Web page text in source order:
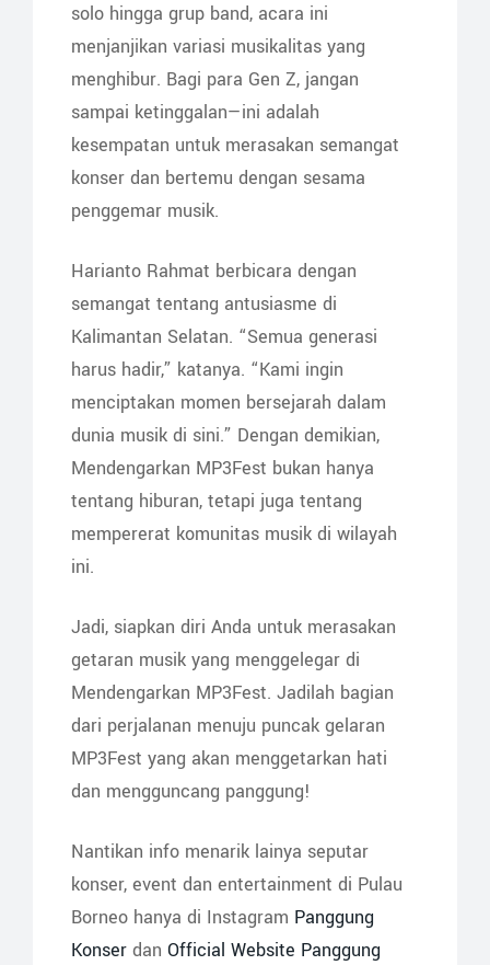
solo hingga grup band, acara ini
menjanjikan variasi musikalitas yang
menghibur. Bagi para Gen Z, jangan
sampai ketinggalan—ini adalah
kesempatan untuk merasakan semangat
konser dan bertemu dengan sesama
penggemar musik.
Harianto Rahmat berbicara dengan
semangat tentang antusiasme di
Kalimantan Selatan. “Semua generasi
harus hadir,” katanya. “Kami ingin
menciptakan momen bersejarah dalam
dunia musik di sini.” Dengan demikian,
Mendengarkan MP3Fest bukan hanya
tentang hiburan, tetapi juga tentang
mempererat komunitas musik di wilayah
ini.
Jadi, siapkan diri Anda untuk merasakan
getaran musik yang menggelegar di
Mendengarkan MP3Fest. Jadilah bagian
dari perjalanan menuju puncak gelaran
MP3Fest yang akan menggetarkan hati
dan mengguncang panggung!
Nantikan info menarik lainya seputar
konser, event dan entertainment di Pulau
Borneo hanya di Instagram Panggung
Konser dan Official Website Panggung